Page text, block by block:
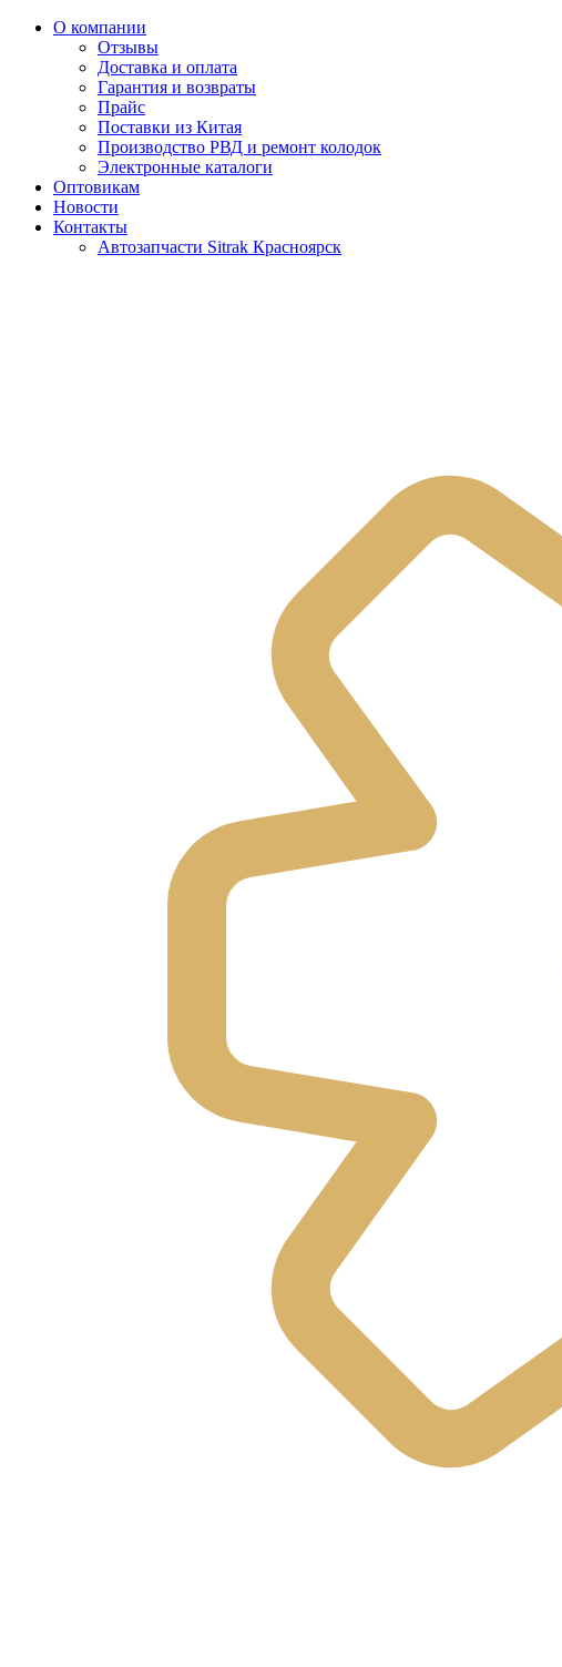
О компании
Отзывы
Доставка и оплата
Гарантия и возвраты
Прайс
Поставки из Китая
Производство РВД и ремонт колодок
Электронные каталоги
Оптовикам
Новости
Контакты
Автозапчасти Sitrak Красноярск